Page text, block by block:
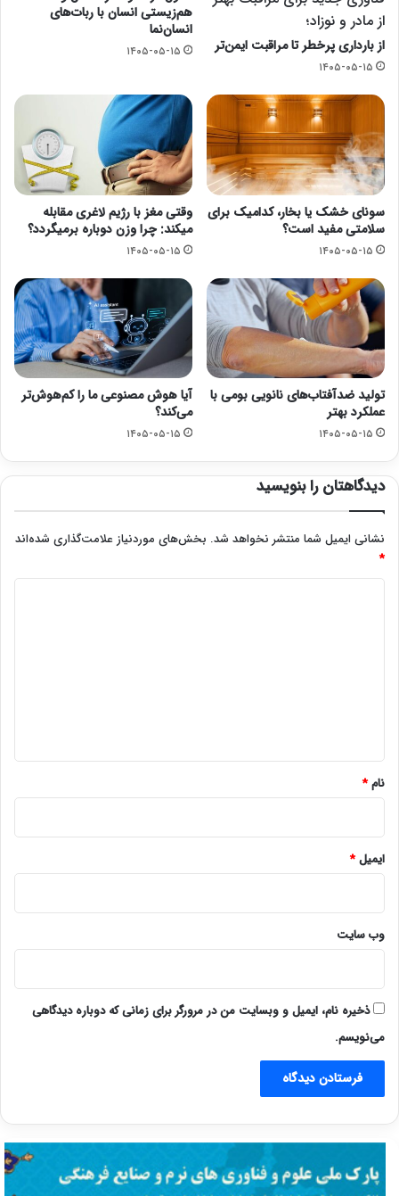
از مادر و نوزاد؛
از بارداری پرخطر تا مراقبت ایمن‌تر
۱۴۰۵-۰۵-۱۵
هم‌زیستی انسان با ربات‌های
انسان‌نما
۱۴۰۵-۰۵-۱۵
سونای خشک یا بخار، کدامیک برای
سلامتی مفید است؟
۱۴۰۵-۰۵-۱۵
وقتی مغز با رژیم لاغری مقابله
میکند: چرا وزن دوباره برمیگردد؟
۱۴۰۵-۰۵-۱۵
تولید ضدآفتاب‌های نانویی بومی با
عملکرد بهتر
۱۴۰۵-۰۵-۱۵
آیا هوش مصنوعی ما را کم‌هوش‌تر
می‌کند؟
۱۴۰۵-۰۵-۱۵
دیدگاهتان را بنویسید
نشانی ایمیل شما منتشر نخواهد شد. بخش‌های موردنیاز علامت‌گذاری شده‌اند
*
نام*
ایمیل*
وب‌ سایت
ذخیره نام، ایمیل و وبسایت من در مرورگر برای زمانی که دوباره دیدگاهی
می‌نویسم.